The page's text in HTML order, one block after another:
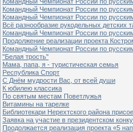
Командный Чемпионат России по
Командный Чемпионат России по
Всё разнообразие рукодельных детских
Командный Чемпионат России по
Продолжение реализации проекта
Командный Чемпионат России по
"Белая трость"
Мама, папа, я - туристическая семья
Республика Спорт
С Днём мудрости Вас, от всей души
К юбилею классика
По святым местам Поветлужья
Витамины на тарелке
Библиотекари Нерехтского района
Заявка на участие в президентском
Продолжается реализация проекта «5